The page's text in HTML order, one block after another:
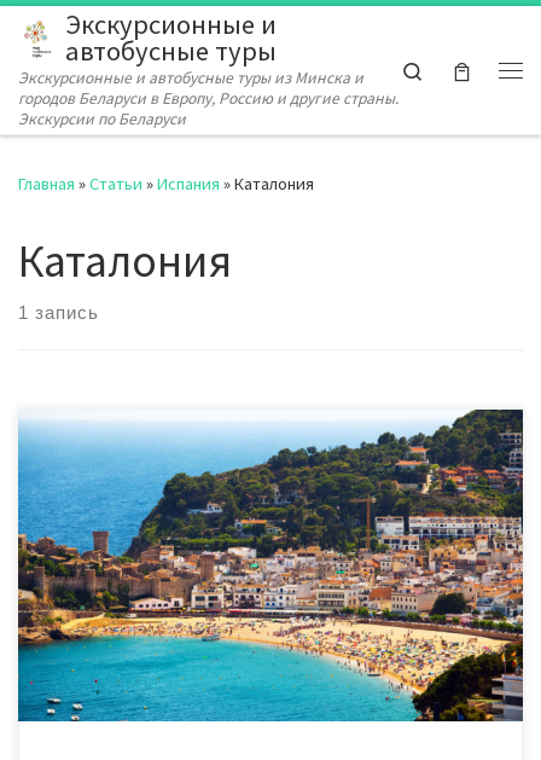
Перейти к содержимому
Экскурсионные и
автобусные туры
Экскурсионные и автобусные туры из Минска и
городов Беларуси в Европу, Россию и другие страны.
Экскурсии по Беларуси
Search
Главная »Статьи »Испания »Каталония
Каталония
1 запись
Что интересного происходит в Каталонии (Испания) Дельта-
дель-Эбро – в ТОП-100 лучших направлений устойчивого
туризма Второй год подряд Дельта-дель-Эбро (провинция
Таррагона) входит в ТОП-100 лучших направлений устойчивого
туризма в мире. Таковы результаты очередного, третьего по
счету конкурса, организованного международной
ассоциацией Global Green Destinations. Дельта реки Эбро и все
другие финалисты конкурса […]